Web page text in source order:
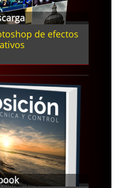
de efectos